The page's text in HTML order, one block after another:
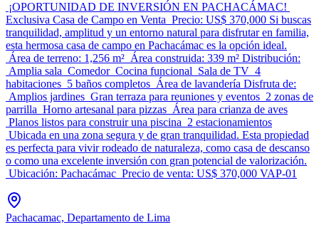
¡OPORTUNIDAD DE INVERSIÓN EN PACHACÁMAC!
Exclusiva Casa de Campo en Venta Precio: US$ 370,000 Si buscas
tranquilidad, amplitud y un entorno natural para disfrutar en familia,
esta hermosa casa de campo en Pachacámac es la opción ideal.
Área de terreno: 1,256 m² Área construida: 339 m² Distribución:
Amplia sala Comedor Cocina funcional Sala de TV 4
habitaciones 5 baños completos Área de lavandería Disfruta de:
Amplios jardines Gran terraza para reuniones y eventos 2 zonas de
parrilla Horno artesanal para pizzas Área para crianza de aves
Planos listos para construir una piscina 2 estacionamientos
Ubicada en una zona segura y de gran tranquilidad. Esta propiedad
es perfecta para vivir rodeado de naturaleza, como casa de descanso
o como una excelente inversión con gran potencial de valorización.
Ubicación: Pachacámac Precio de venta: US$ 370,000 VAP-01
Pachacamac, Departamento de Lima